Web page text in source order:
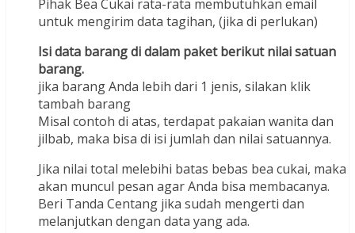
Pihak Bea Cukai rata-rata membutuhkan email
untuk mengirim data tagihan, (jika di perlukan)
Isi data barang di dalam paket berikut nilai satuan
barang.
jika barang Anda lebih dari 1 jenis, silakan klik
tambah barang
Misal contoh di atas, terdapat pakaian wanita dan
jilbab, maka bisa di isi jumlah dan nilai satuannya.
Jika nilai total melebihi batas bebas bea cukai, maka
akan muncul pesan agar Anda bisa membacanya.
Beri Tanda Centang jika sudah mengerti dan
melanjutkan dengan data yang ada.